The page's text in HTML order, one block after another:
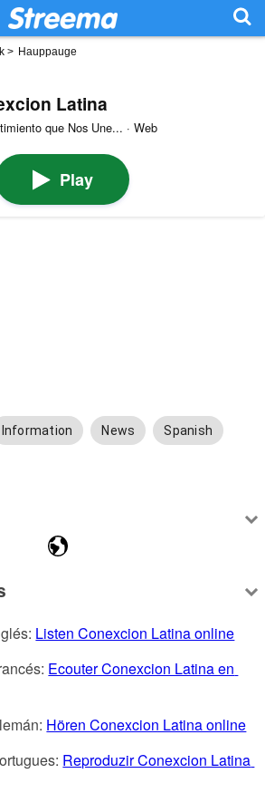
> Hauppauge
Latina
que Nos Une... · Web
Play
Information News Spanish
Listen Conexcion Latina online
Ecouter Conexcion Latina en
Hören Conexcion Latina online
Reproduzir Conexcion Latina